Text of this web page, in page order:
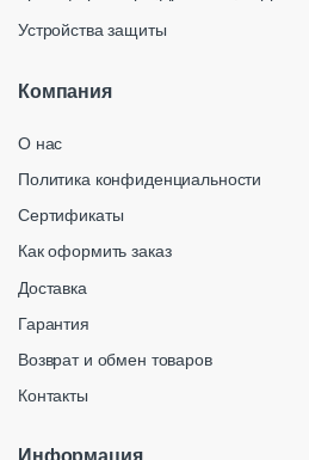
Устройства защиты
Компания
О нас
Политика конфиденциальности
Сертификаты
Как оформить заказ
Доставка
Гарантия
Возврат и обмен товаров
Контакты